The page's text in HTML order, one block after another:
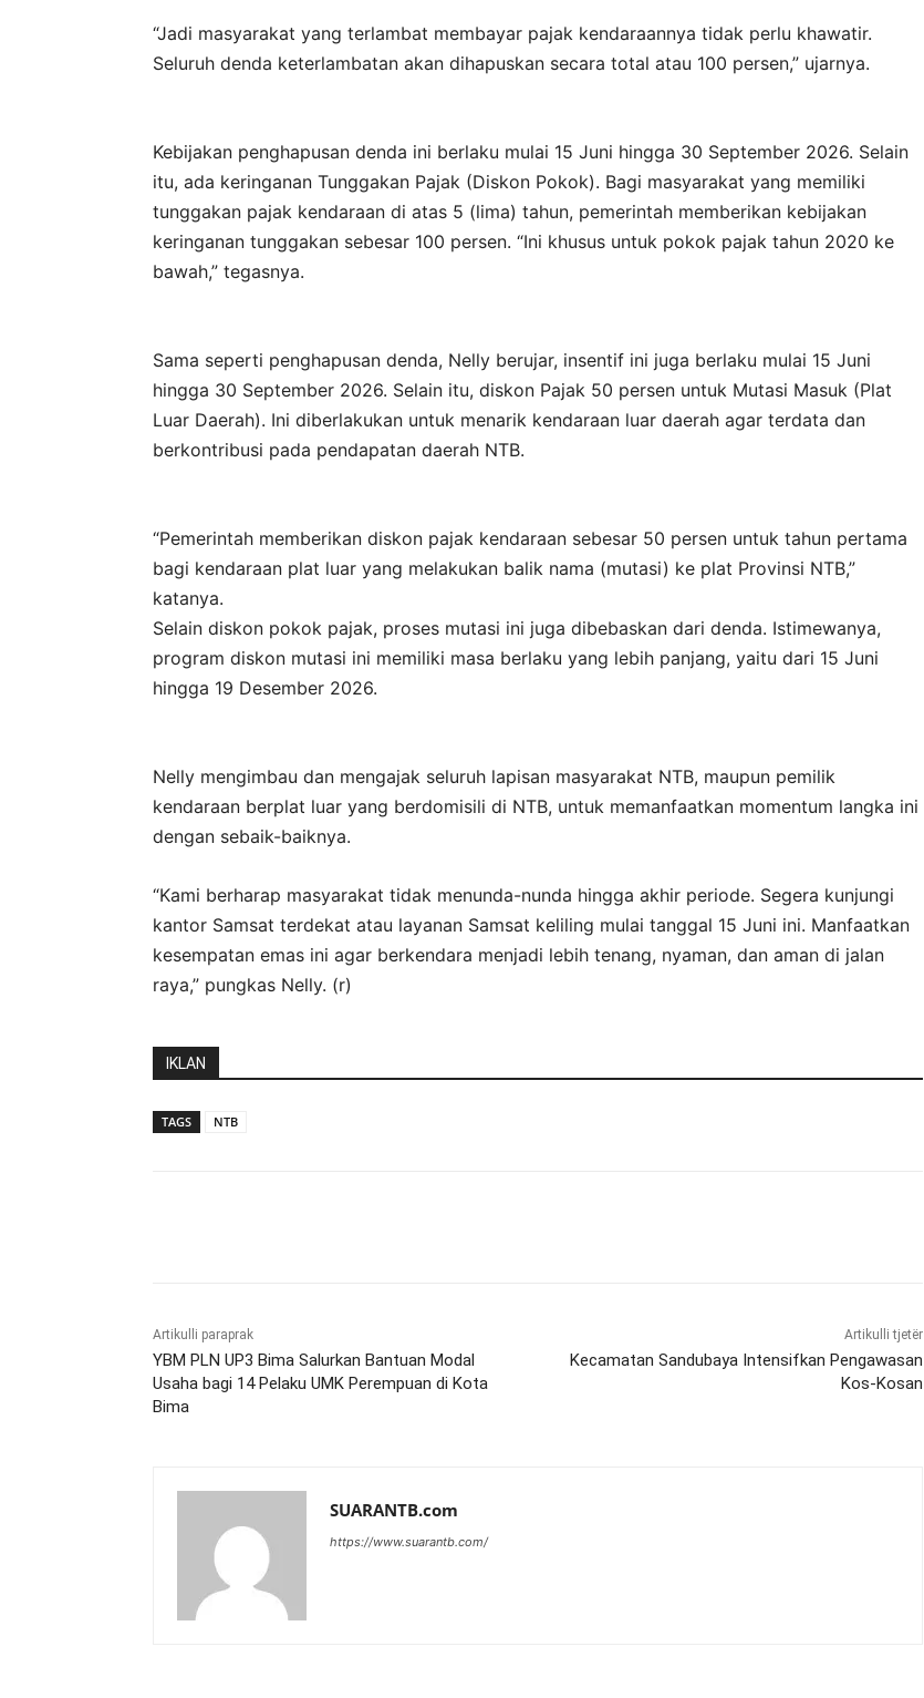
“Jadi masyarakat yang terlambat membayar pajak kendaraannya tidak perlu khawatir.
Seluruh denda keterlambatan akan dihapuskan secara total atau 100 persen,” ujarnya.
Kebijakan penghapusan denda ini berlaku mulai 15 Juni hingga 30 September 2026. Selain
itu, ada keringanan Tunggakan Pajak (Diskon Pokok). Bagi masyarakat yang memiliki
tunggakan pajak kendaraan di atas 5 (lima) tahun, pemerintah memberikan kebijakan
keringanan tunggakan sebesar 100 persen. “Ini khusus untuk pokok pajak tahun 2020 ke
bawah,” tegasnya.
Sama seperti penghapusan denda, Nelly berujar, insentif ini juga berlaku mulai 15 Juni
hingga 30 September 2026. Selain itu, diskon Pajak 50 persen untuk Mutasi Masuk (Plat
Luar Daerah). Ini diberlakukan untuk menarik kendaraan luar daerah agar terdata dan
berkontribusi pada pendapatan daerah NTB.
“Pemerintah memberikan diskon pajak kendaraan sebesar 50 persen untuk tahun pertama
bagi kendaraan plat luar yang melakukan balik nama (mutasi) ke plat Provinsi NTB,”
katanya.
Selain diskon pokok pajak, proses mutasi ini juga dibebaskan dari denda. Istimewanya,
program diskon mutasi ini memiliki masa berlaku yang lebih panjang, yaitu dari 15 Juni
hingga 19 Desember 2026.
Nelly mengimbau dan mengajak seluruh lapisan masyarakat NTB, maupun pemilik
kendaraan berplat luar yang berdomisili di NTB, untuk memanfaatkan momentum langka ini
dengan sebaik-baiknya.
“Kami berharap masyarakat tidak menunda-nunda hingga akhir periode. Segera kunjungi
kantor Samsat terdekat atau layanan Samsat keliling mulai tanggal 15 Juni ini. Manfaatkan
kesempatan emas ini agar berkendara menjadi lebih tenang, nyaman, dan aman di jalan
raya,” pungkas Nelly. (r)
IKLAN
TAGS NTB
Artikulli paraprak
YBM PLN UP3 Bima Salurkan Bantuan Modal
Usaha bagi 14 Pelaku UMK Perempuan di Kota
Bima
Artikulli tjetër
Kecamatan Sandubaya Intensifkan Pengawasan
Kos-Kosan
SUARANTB.com
https://www.suarantb.com/